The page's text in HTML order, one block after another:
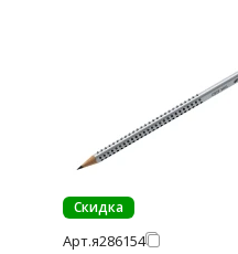
Скидка
Арт.я286154